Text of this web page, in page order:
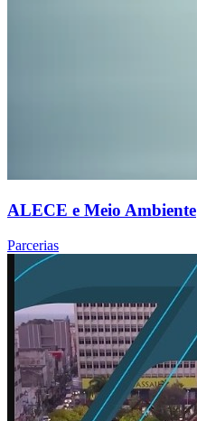
ALECE e Meio Ambiente
Parcerias